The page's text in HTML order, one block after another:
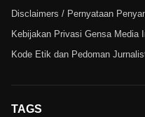
Disclaimers / Pernyataan
Kebijakan Privasi Gensa Media
Kode Etik dan Pedoman
TAGS